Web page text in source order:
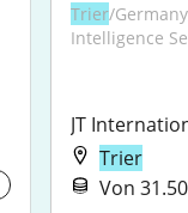
Trier/
Intelligence
JT
Trier
Von